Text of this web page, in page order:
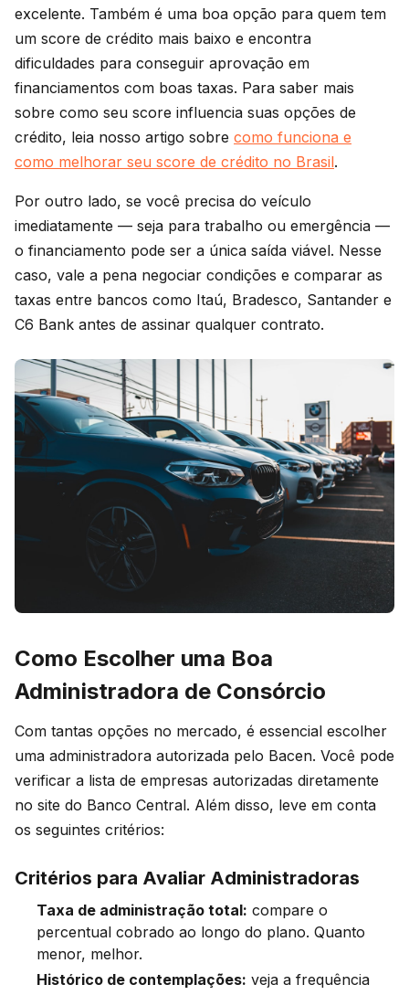
excelente. Também é uma boa opção para quem tem
um score de crédito mais baixo e encontra
dificuldades para conseguir aprovação em
financiamentos com boas taxas. Para saber mais
sobre como seu score influencia suas opções de
crédito, leia nosso artigo sobre como funciona e
como melhorar seu score de crédito no Brasil.
Por outro lado, se você precisa do veículo
imediatamente — seja para trabalho ou emergência —
o financiamento pode ser a única saída viável. Nesse
caso, vale a pena negociar condições e comparar as
taxas entre bancos como Itaú, Bradesco, Santander e
C6 Bank antes de assinar qualquer contrato.
Como Escolher uma Boa
Administradora de Consórcio
Com tantas opções no mercado, é essencial escolher
uma administradora autorizada pelo Bacen. Você pode
verificar a lista de empresas autorizadas diretamente
no site do Banco Central. Além disso, leve em conta
os seguintes critérios:
Critérios para Avaliar Administradoras
Taxa de administração total: compare o
percentual cobrado ao longo do plano. Quanto
menor, melhor.
Histórico de contemplações: veja a frequência